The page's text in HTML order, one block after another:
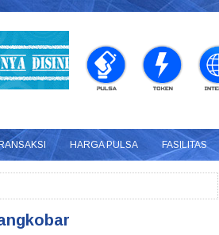
HARGA PULSA FASILITAS